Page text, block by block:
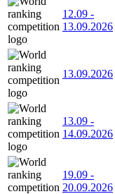
12.09 -
13.09.2026
13.09.2026
13.09 -
14.09.2026
19.09 -
20.09.2026